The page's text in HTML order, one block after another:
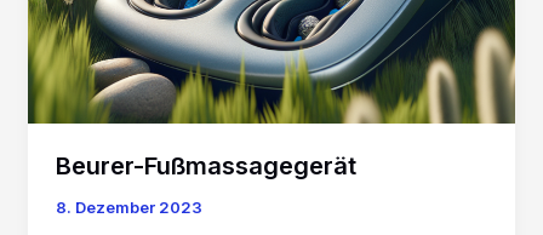
Beurer-Fußmassagegerät
8. Dezember 2023